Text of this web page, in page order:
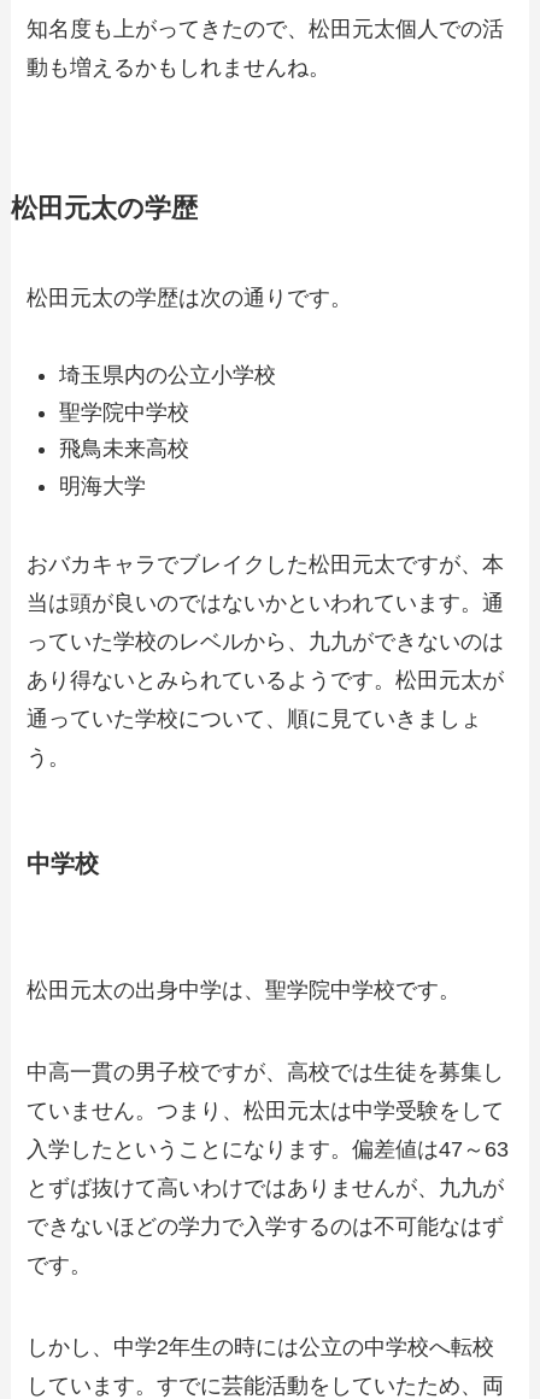
知名度も上がってきたので、松田元太個人での活
動も増えるかもしれませんね。
松田元太の学歴
松田元太の学歴は次の通りです。
埼玉県内の公立小学校
聖学院中学校
飛鳥未来高校
明海大学
おバカキャラでブレイクした松田元太ですが、本
当は頭が良いのではないかといわれています。通
っていた学校のレベルから、九九ができないのは
あり得ないとみられているようです。松田元太が
通っていた学校について、順に見ていきましょ
う。
中学校
松田元太の出身中学は、聖学院中学校です。
中高一貫の男子校ですが、高校では生徒を募集し
ていません。つまり、松田元太は中学受験をして
入学したということになります。偏差値は47～63
とずば抜けて高いわけではありませんが、九九が
できないほどの学力で入学するのは不可能なはず
です。
しかし、中学2年生の時には公立の中学校へ転校
しています。すでに芸能活動をしていたため、両